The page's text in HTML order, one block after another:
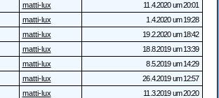
matti-lux
11.4.2020 um 20:01
matti-lux
1.4.2020 um 19:28
matti-lux
19.2.2020 um 18:42
matti-lux
18.8.2019 um 13:39
matti-lux
8.5.2019 um 14:29
matti-lux
26.4.2019 um 12:57
matti-lux
11.3.2019 um 20:20